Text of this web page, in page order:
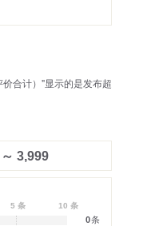
合计）"显示的是发布超
3,999
5 条 10 条
0条